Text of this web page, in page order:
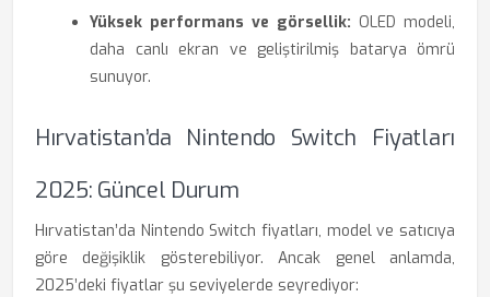
Yüksek performans ve görsellik: OLED modeli,
daha canlı ekran ve geliştirilmiş batarya ömrü
sunuyor.
Hırvatistan’da Nintendo Switch Fiyatları
2025: Güncel Durum
Hırvatistan’da Nintendo Switch fiyatları, model ve satıcıya
göre değişiklik gösterebiliyor. Ancak genel anlamda,
2025’deki fiyatlar şu seviyelerde seyrediyor: